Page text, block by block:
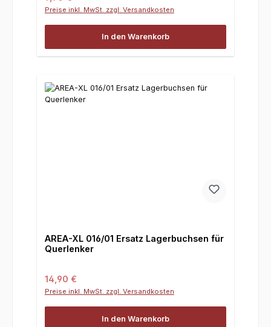
Preise inkl. MwSt. zzgl. Versandkosten
In den Warenkorb
AREA-XL 016/01 Ersatz Lagerbuchsen für
Querlenker
Regulärer Preis:
14,90 €
Preise inkl. MwSt. zzgl. Versandkosten
In den Warenkorb